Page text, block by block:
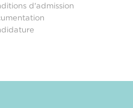
d'admission